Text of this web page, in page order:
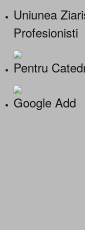
Uniunea
Profesionisti
Pentru
Google Add